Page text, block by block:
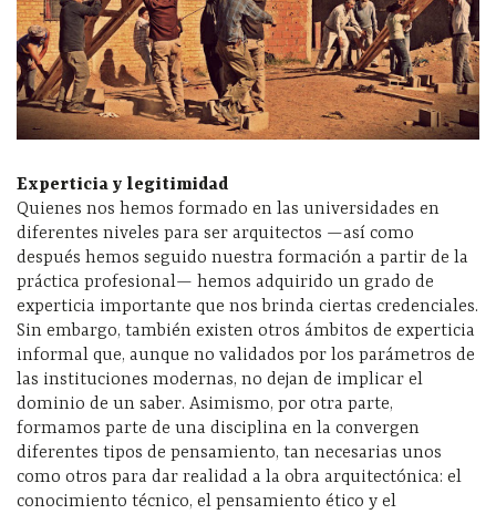
Experticia y legitimidad
Quienes nos hemos formado en las universidades en
diferentes niveles para ser arquitectos —así como
después hemos seguido nuestra formación a partir de la
práctica profesional— hemos adquirido un grado de
experticia importante que nos brinda ciertas credenciales.
Sin embargo, también existen otros ámbitos de experticia
informal que, aunque no validados por los parámetros de
las instituciones modernas, no dejan de implicar el
dominio de un saber. Asimismo, por otra parte,
formamos parte de una disciplina en la convergen
diferentes tipos de pensamiento, tan necesarias unos
como otros para dar realidad a la obra arquitectónica: el
conocimiento técnico, el pensamiento ético y el